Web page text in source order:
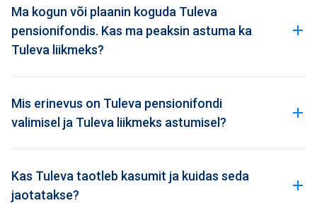
Ma kogun või plaanin koguda Tuleva
pensionifondis. Kas ma peaksin astuma ka
Tuleva liikmeks?
Mis erinevus on Tuleva pensionifondi
valimisel ja Tuleva liikmeks astumisel?
Kas Tuleva taotleb kasumit ja kuidas seda
jaotatakse?